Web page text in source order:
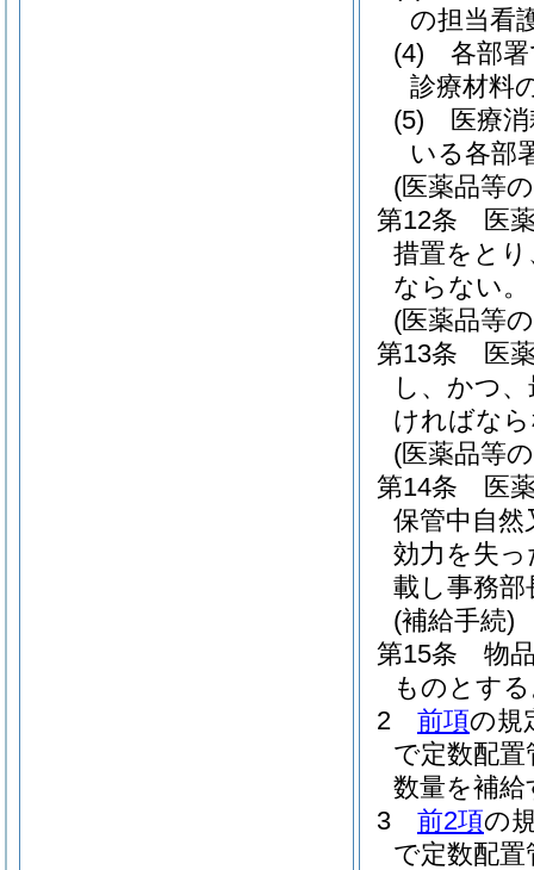
の担当看
(4)
各部
診療材料
(5)
医療
いる各部
(医薬品等
第12条
医
措置をと
ならない。
(医薬品等
第13条
医
し、かつ
ければな
(医薬品等
第14条
医
保管中自
効力を失
載し事務
(補給手続)
第15条
物
ものとす
2
前項の規
で定数配
数量を補給
3
前2項の
で定数配